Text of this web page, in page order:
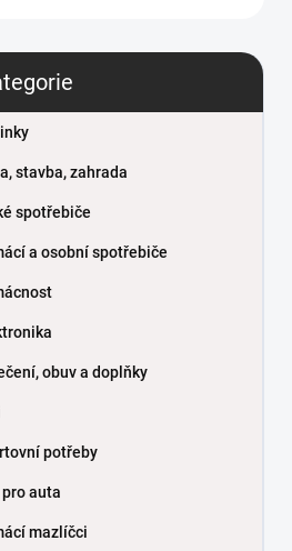
stavba, zahrada
spotřebiče
a osobní spotřebiče
obuv a doplňky
potřeby
auta
mazlíčci